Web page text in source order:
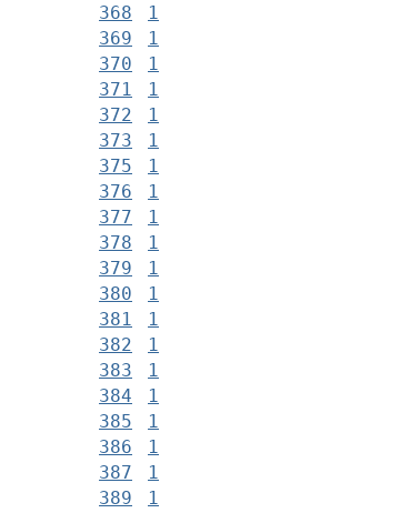
368
1
369
1
370
1
371
1
372
1
373
1
375
1
376
1
377
1
378
1
379
1
380
1
381
1
382
1
383
1
384
1
385
1
386
1
387
1
389
1